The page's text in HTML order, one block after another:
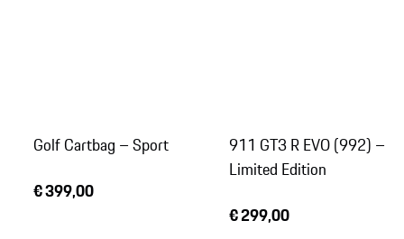
Golf Cartbag – Sport
€ 399,00
911 GT3 R EVO (992) –
Limited Edition
€ 299,00